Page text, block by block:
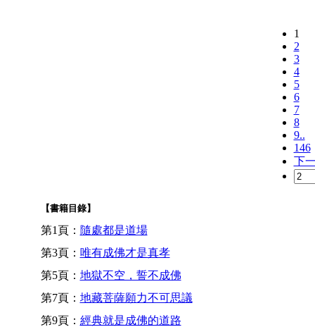
1
2
3
4
5
6
7
8
9..
146
下
【書籍目錄】
第1頁： 隨處都是道場
第3頁： 唯有成佛才是真孝
第5頁： 地獄不空，誓不成佛
第7頁： 地藏菩薩願力不可思議
第9頁： 經典就是成佛的道路